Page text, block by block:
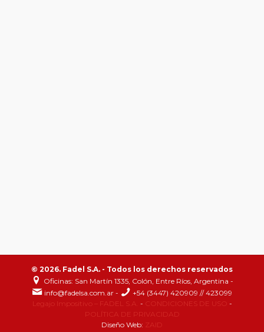
© 2026. Fadel S.A. - Todos los derechos reservados
Oficinas: San Martín 1335, Colón, Entre Ríos, Argentina -
info@fadelsa.com.ar -
+54 (3447) 420909 // 423099
Legajo Impositivo – FADEL S.A. - CONDICIONES DE USO -
POLÍTICA DE PRIVACIDAD
Diseño Web: ZAID